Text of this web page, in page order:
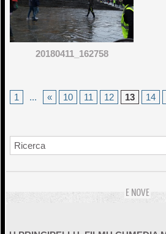
20180411_162758
1 ... « 10 11 12 13 14
E NOVE